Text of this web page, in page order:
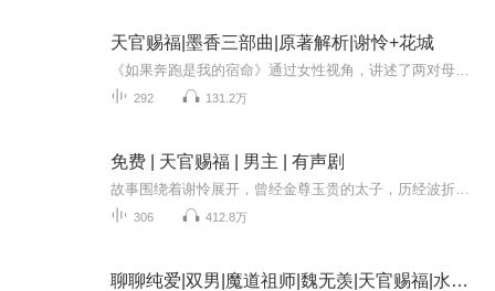
天官赐福|墨香三部曲|原著解析|谢怜+花城
292 131.2万
免费 | 天官赐福 | 男主 | 有声剧
306 412.8万
聊聊纯爱|双男|魔道祖师|魏无羡|天官赐福|水千丞